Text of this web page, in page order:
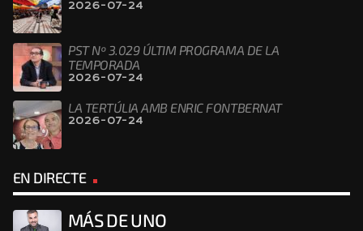
2026-07-24
PST Nº 3.029 ÚLTIM PROGRAMA DE LA
TEMPORADA
2026-07-24
LA TERTÚLIA AMB ENRIC FONTBERNAT
2026-07-24
EN DIRECTE
MÁS DE UNO